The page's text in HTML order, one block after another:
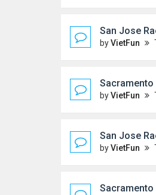
San Jose
byVietFun
Sacramento
byVietFun
San Jose
byVietFun
Sacramento